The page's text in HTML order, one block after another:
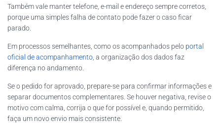
Também vale manter telefone, e-mail e endereço sempre corretos,
porque uma simples falha de contato pode fazer o caso ficar
parado.
Em processos semelhantes, como os acompanhados pelo portal
oficial de acompanhamento , a organização dos dados faz
diferença no andamento.
Se o pedido for aprovado, prepare-se para confirmar informações e
separar documentos complementares. Se houver negativa, revise o
motivo com calma, corrija o que for possível e, quando permitido,
faça um novo envio mais consistente.